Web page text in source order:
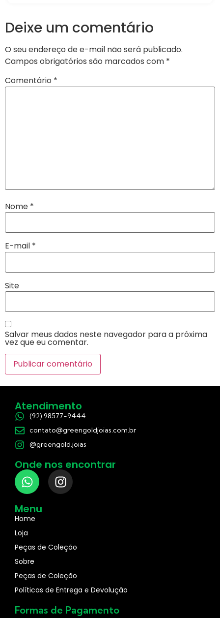
Deixe um comentário
O seu endereço de e-mail não será publicado.
Campos obrigatórios são marcados com *
Comentário *
Nome *
E-mail *
Site
Salvar meus dados neste navegador para a próxima
vez que eu comentar.
Atendimento
(92) 98577-9444
contato@greengoldjoias.com.br
@greengold.joias
Onde nos encontrar
Menu
Home
Loja
Peças de Coleção
Sobre
Peças de Coleção
Políticas de Entrega e Devolução
Formas de Pagamento